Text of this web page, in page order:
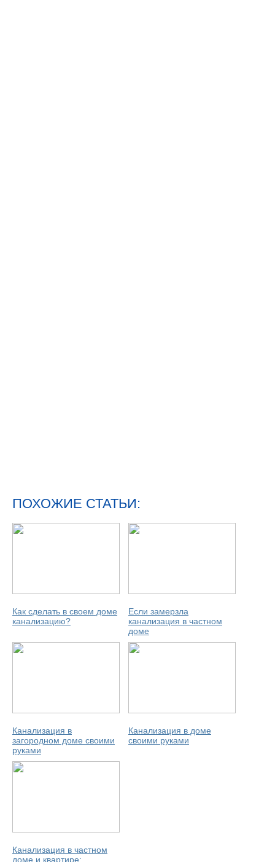
ПОХОЖИЕ СТАТЬИ:
Как сделать в своем доме
канализацию?
Если замерзла
канализация в частном
доме
Канализация в
загородном доме своими
руками
Канализация в доме
своими руками
Канализация в частном
доме и квартире: